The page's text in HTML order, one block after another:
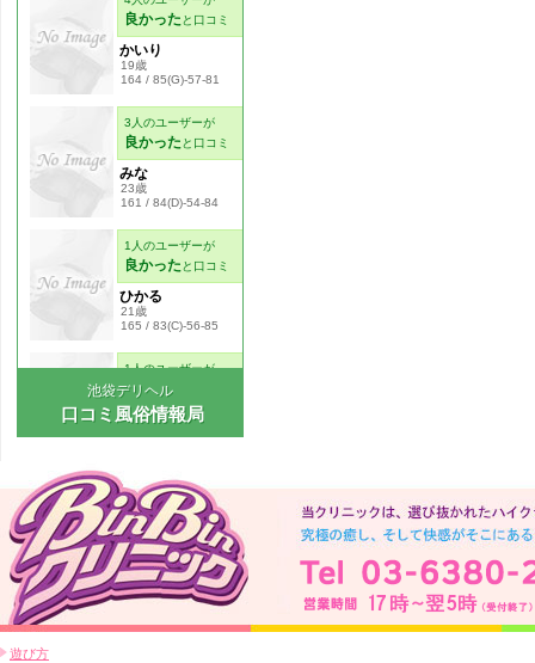
池袋デリヘル
口コミ風俗情報局
遊び方